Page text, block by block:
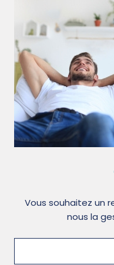
Vous souhaitez un
nous la